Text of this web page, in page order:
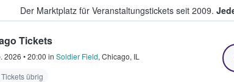
Der Marktplatz für Veranstaltungstickets seit 2009.
- Wo Fans Tickets kaufen & verkaufen
Tickets
2026 •20:00 in Soldier Field, Chicago, IL
übrig